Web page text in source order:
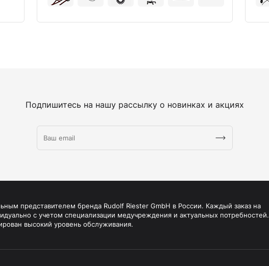
Подпишитесь на нашу рассылку о новинках и акциях
представителем бренда Rudolf Riester GmbH в России. Каждый заказ на
с учетом специализации медучреждения и актуальных потребностей.
высокий уровень обслуживания.